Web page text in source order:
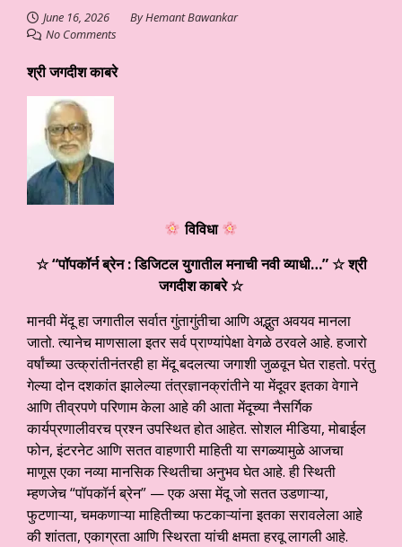
June 16, 2026 ByHemant Bawankar
No Comments
श्री जगदीश काबरे
विविधा
☆ “पॉपकॉर्न ब्रेन : डिजिटल युगातील मनाची नवी व्याधी…”☆ श्री
जगदीश काबरे ☆
मानवी मेंदू हा जगातील सर्वात गुंतागुंतीचा आणि अद्भुत अवयव मानला
जातो. त्यानेच माणसाला इतर सर्व प्राण्यांपेक्षा वेगळे ठरवले आहे. हजारो
वर्षांच्या उत्क्रांतीनंतरही हा मेंदू बदलत्या जगाशी जुळवून घेत राहतो. परंतु
गेल्या दोन दशकांत झालेल्या तंत्रज्ञानक्रांतीने या मेंदूवर इतका वेगाने
आणि तीव्रपणे परिणाम केला आहे की आता मेंदूच्या नैसर्गिक
कार्यप्रणालीवरच प्रश्न उपस्थित होत आहेत. सोशल मीडिया, मोबाईल
फोन, इंटरनेट आणि सतत वाहणारी माहिती या सगळ्यामुळे आजचा
माणूस एका नव्या मानसिक स्थितीचा अनुभव घेत आहे. ही स्थिती
म्हणजेच “पॉपकॉर्न ब्रेन” — एक असा मेंदू जो सतत उडणाऱ्या,
फुटणाऱ्या, चमकणाऱ्या माहितीच्या फटकाऱ्यांना इतका सरावलेला आहे
की शांतता, एकाग्रता आणि स्थिरता यांची क्षमता हरवू लागली आहे.